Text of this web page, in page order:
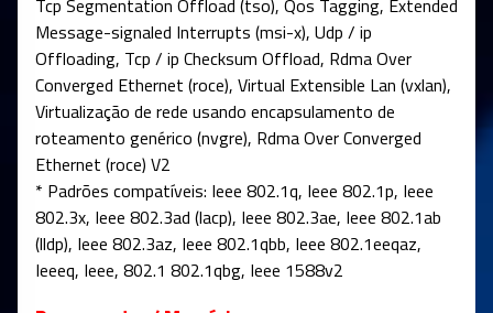
Tcp Segmentation Offload (tso), Qos Tagging, Extended
Message-signaled Interrupts (msi-x), Udp / ip
Offloading, Tcp / ip Checksum Offload, Rdma Over
Converged Ethernet (roce), Virtual Extensible Lan (vxlan),
Virtualização de rede usando encapsulamento de
roteamento genérico (nvgre), Rdma Over Converged
Ethernet (roce) V2
* Padrões compatíveis: Ieee 802.1q, Ieee 802.1p, Ieee
802.3x, Ieee 802.3ad (lacp), Ieee 802.3ae, Ieee 802.1ab
(lldp), Ieee 802.3az, Ieee 802.1qbb, Ieee 802.1eeqaz,
Ieeeq, Ieee, 802.1 802.1qbg, Ieee 1588v2